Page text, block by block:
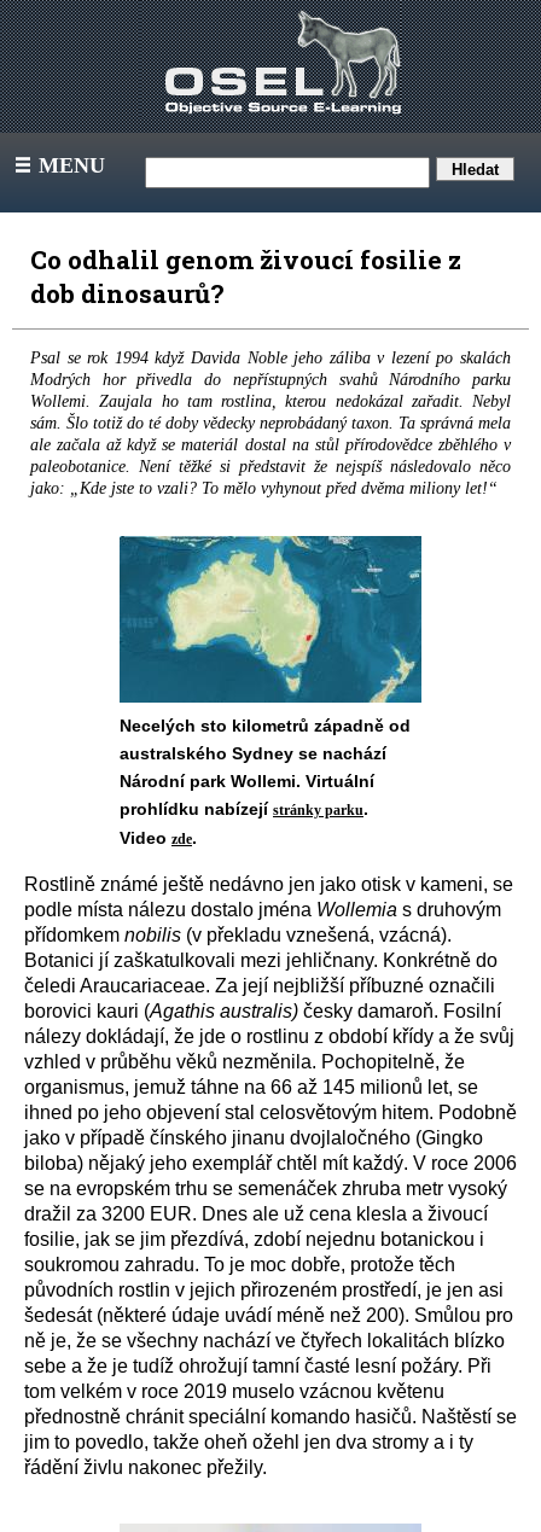
III MENU
Co odhalil genom živoucí fosilie z
dob dinosaurů?
Psal se rok 1994 když Davida Noble jeho záliba v lezení po skalách
Modrých hor přivedla do nepřístupných svahů Národního parku
Wollemi. Zaujala ho tam rostlina, kterou nedokázal zařadit. Nebyl
sám. Šlo totiž do té doby vědecky neprobádaný taxon. Ta správná mela
ale začala až když se materiál dostal na stůl přírodovědce zběhlého v
paleobotanice. Není těžké si představit že nejspíš následovalo něco
jako: „Kde jste to vzali? To mělo vyhynout před dvěma miliony let!“
Necelých sto kilometrů západně od
australského Sydney se nachází
Národní park Wollemi. Virtuální
prohlídku nabízejí stránky parku.
Video zde.
Rostlině známé ještě nedávno jen jako otisk v kameni, se
podle místa nálezu dostal o jména Wollemia s druhovým
přídomkem nobilis (v překladu vznešená, vzácná).
Botanici jí zaškatulkovali mezi jehličnany. Konkrétně do
čeledi Araucariaceae. Za její nejbližší příbuzné označili
borovici kauri (Agathis australis) česky damaroň. Fosilní
nálezy dokládají, že jde o rostlinu z období křídy a že svůj
vzhled v průběhu věků nezměnila. Pochopitelně, že
organismus, jemuž táhne na 66 až 145 milionů let, se
ihned po jeho objevení stal celosvětovým hitem. Podobně
jako v případě čínského jinanu dvojlaločného (Gingko
biloba) nějaký jeho exemplář chtěl mít každý. V roce 2006
se na evropském trhu se semenáček zhruba metr vysoký
dražil za 3200 EUR. Dnes ale už cena klesla a živoucí
fosilie, jak se jim přezdívá, zdobí nejednu botanickou i
soukromou zahradu. To je moc dobře, protože těch
původních rostlin v jejich přirozeném prostředí, je jen asi
šedesát (některé údaje uvádí méně než 200). Smůlou pro
ně je, že se všechny nachází ve čtyřech lokalitách blízko
sebe a že je tudíž ohrožují tamní časté lesní požáry. Při
tom velkém v roce 2019 musel o vzácnou květenu
přednostně chránitspeciální komando hasičů. Naštěstí se
jim to povedlo, takže oheň ožehl jen dva stromy a i ty
řádění živlu nakonec přežily.